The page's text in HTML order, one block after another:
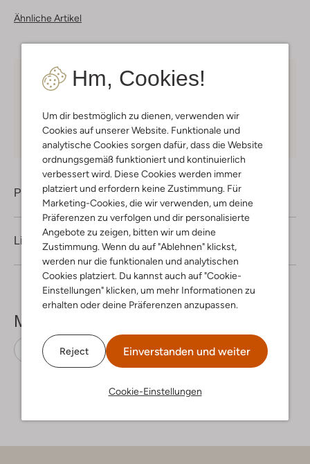
Hm, Cookies!
Um dir bestmöglich zu dienen, verwenden wir
Cookies auf unserer Website. Funktionale und
analytische Cookies sorgen dafür, dass die Website
ordnungsgemäß funktioniert und kontinuierlich
verbessert wird. Diese Cookies werden immer
platziert und erfordern keine Zustimmung. Für
Marketing-Cookies, die wir verwenden, um deine
Präferenzen zu verfolgen und dir personalisierte
Angebote zu zeigen, bitten wir um deine
Zustimmung. Wenn du auf "Ablehnen" klickst,
werden nur die funktionalen und analytischen
Cookies platziert. Du kannst auch auf "Cookie-
Einstellungen" klicken, um mehr Informationen zu
erhalten oder deine Präferenzen anzupassen.
Reject Einverstanden und weiter
Cookie-Einstellungen
Ähnliche Artikel
Kostenloser Versandab € 75 für Club-Omoda
Kauf auf Rechnung 30 Tagen Rückgaberecht
Produktinformation
Lieferung & Rückgabe
Mehr sehen
Sandaletten mit Absatz Unisa Leder